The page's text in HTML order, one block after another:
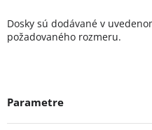
Dosky sú dodávané v
požadovaného rozmeru.